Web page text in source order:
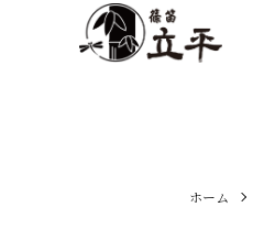
ホーム